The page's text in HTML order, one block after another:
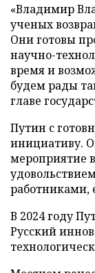
«Владимир
ученых
Они готовы
научно-
время и
будем рады
главе
Путин с
инициативу.
мероприятие
работниками,
В 2024 году
Русский